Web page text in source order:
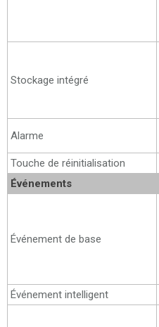
Stockage intégré
Alarme
Touche de réinitialisation
Événements
Événement de base
Événement intelligent